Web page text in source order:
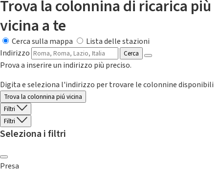
Trova la colonnina di ricarica più
vicina a te
Cerca sulla mappa
Lista delle stazioni
Indirizzo
Cerca
Prova a inserire un indirizzo più preciso.
Digita e seleziona l'indirizzo per trovare le colonnine disponibili
Trova la colonnina piú vicina
Filtri
Filtri
Seleziona i filtri
Presa